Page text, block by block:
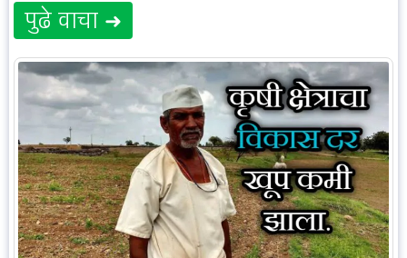
पुढे वाचा ➜